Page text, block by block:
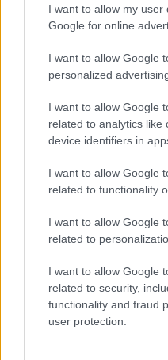
I want to allow my user
Google for online
I want to allow Google
personalized
I want to allow Google
related to analytics like
device identifiers in
I want to allow Google
related to functionality
I want to allow Google
related to
I want to allow Google
related to security,
functionality and fraud
user protection.
@Udo von Schmetterling
néztek ki a külső Vácin,
végállomáson.
poteka
Először is köszönöm,
volt ott táblatartó a
értettem, mivel
berregő helyett a
csukódó ajtók és a
vezetőállás meg a
jelentették.